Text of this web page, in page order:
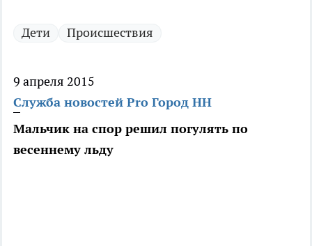
Дети Происшествия
9 апреля 2015
Служба новостей Pro Город НН
Мальчик на спор решил погулять по
весеннему льду